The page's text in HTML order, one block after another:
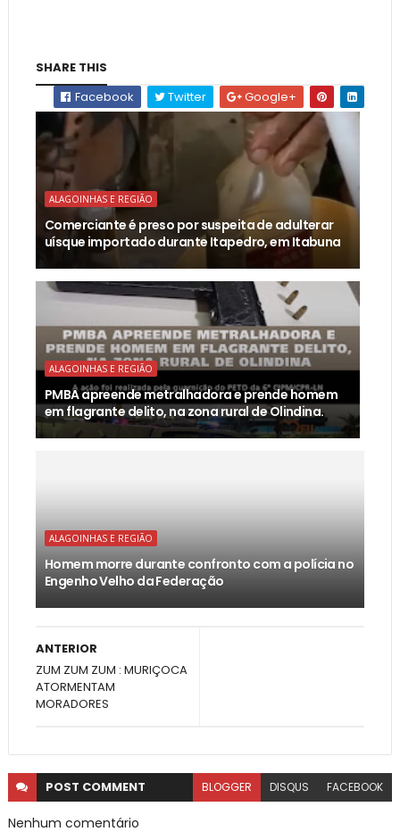
SHARE THIS
Facebook
Twitter Google+
ALAGOINHAS E REGIÃO
Comerciante é preso por suspeita de adulterar
uísque importado durante Itapedro, em Itabuna
ALAGOINHAS E REGIÃO
PMBA apreende metralhadora e prende homem
em flagrante delito, na zona rural de Olindina.
ALAGOINHAS E REGIÃO
Homem morre durante confronto com a polícia no
Engenho Velho da Federação
ANTERIOR
ZUM ZUM ZUM : MURIÇOCA
ATORMENTAM
MORADORES
POST COMMENT BLOGGER DISQUS FACEBOOK
Nenhum comentário